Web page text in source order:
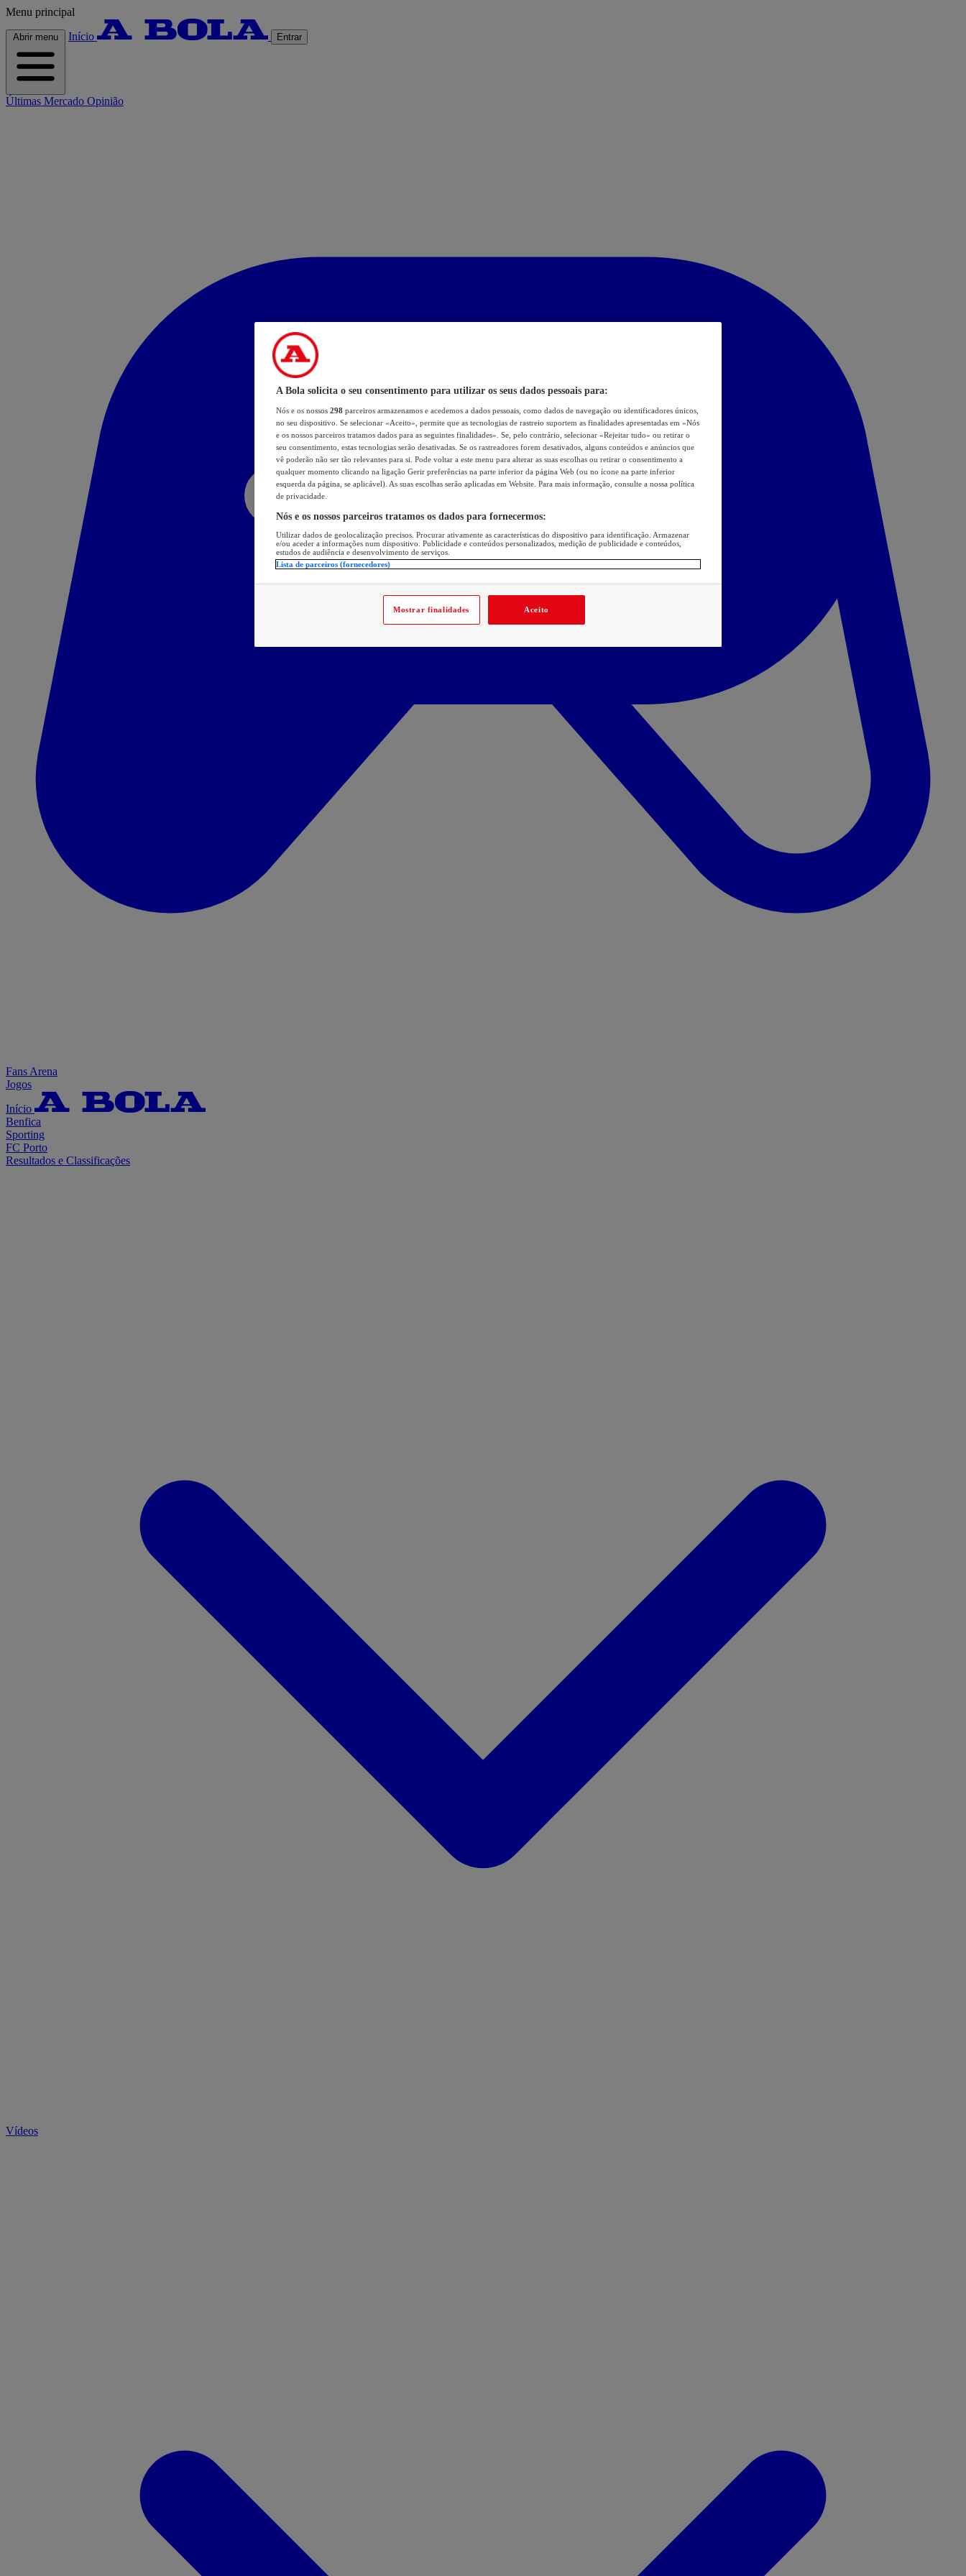
Menu principal
Abrir menu Início Entrar
Últimas Mercado Opinião
Fans Arena
Jogos
Início
Benfica
Sporting
FC Porto
Resultados e Classificações
Vídeos
A Bola solicita o seu consentimento para utilizar os seus dados pessoais para:
Nós e os nossos 298 parceiros armazenamos e acedemos a dados pessoais, como dados de navegação ou identificadores únicos,
no seu dispositivo. Se selecionar «Aceito», permite que as tecnologias de rastreio suportem as finalidades apresentadas em «Nós
e os nossos parceiros tratamos dados para as seguintes finalidades». Se, pelo contrário, selecionar «Rejeitar tudo» ou retirar o
seu consentimento, estas tecnologias serão desativadas. Se os rastreadores forem desativados, alguns conteúdos e anúncios que
vê poderão não ser tão relevantes para si. Pode voltar a este menu para alterar as suas escolhas ou retirar o consentimento a
qualquer momento clicando na ligação Gerir preferências na parte inferior da página Web (ou no ícone na parte inferior
esquerda da página, se aplicável). As suas escolhas serão aplicadas em Website. Para mais informação, consulte a nossa política
de privacidade.
Nós e os nossos parceiros tratamos os dados para fornecermos:
Utilizar dados de geolocalização precisos. Procurar ativamente as características do dispositivo para identificação. Armazenar
e/ou aceder a informações num dispositivo. Publicidade e conteúdos personalizados, medição de publicidade e conteúdos,
estudos de audiência e desenvolvimento de serviços.
Lista de parceiros (fornecedores)
Mostrar finalidades Aceito